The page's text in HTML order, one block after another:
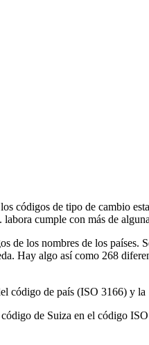
códigos de tipo de cambio
cumple con más de
los nombres de los países.
Hay algo así como 268
código de país (ISO 3166) y la
de Suiza en el código